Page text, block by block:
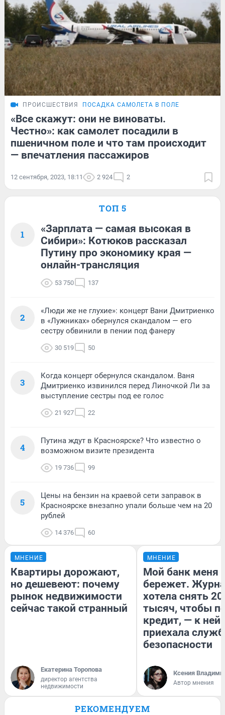
ПРОИСШЕСТВИЯ ПОСАДКА САМОЛЕТА В ПОЛЕ
«Все скажут: они не виноваты.
Честно»: как самолет посадили в
пшеничном поле и что там происходит
— впечатления пассажиров
12 сентября, 2023, 18:11 2 924 2
ТОП 5
1
«Зарплата — самая высокая в
Сибири»: Котюков рассказал
Путину про экономику края —
онлайн-трансляция
53 750 137
2
«Люди же не глухие»: концерт Вани Дмитриенко
в «Лужниках» обернулся скандалом — его
сестру обвинили в пении под фанеру
30 519 50
3
Когда концерт обернулся скандалом. Ваня
Дмитриенко извинился перед Линочкой Ли за
выступление сестры под ее голос
21 927 22
4
Путина ждут в Красноярске? Что известно о
возможном визите президента
19 736 99
5
Цены на бензин на краевой сети заправок в
Красноярске внезапно упали больше чем на 20
рублей
14 376 60
МНЕНИЕ
Квартиры дорожают,
но дешевеют: почему
рынок недвижимости
сейчас такой странный
Екатерина Торопова
директор агентства
недвижимости
МНЕНИЕ
Мой банк меня
бережет.
хотела снять
тысяч, чтобы
кредит, — к
приехала
безопасности
Ксения
Автор мнения
РЕКОМЕНДУЕМ